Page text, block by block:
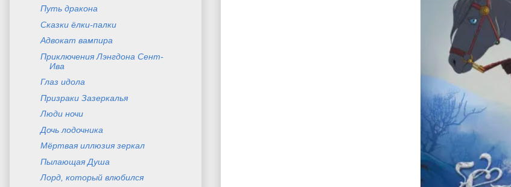
Путь дракона
Сказки ёлки-палки
Адвокат вампира
Приключения Лэнгдона Сент-
Ива
Глаз идола
Призраки Зазеркалья
Люди ночи
Дочь лодочника
Мёртвая иллюзия зеркал
Пылающая Душа
Лорд, который влюбился